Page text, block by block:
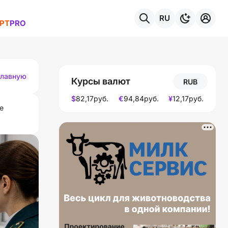
PRO
RU
Курсы валют
RUB
$82,17руб. €94,84руб. ¥12,17руб.